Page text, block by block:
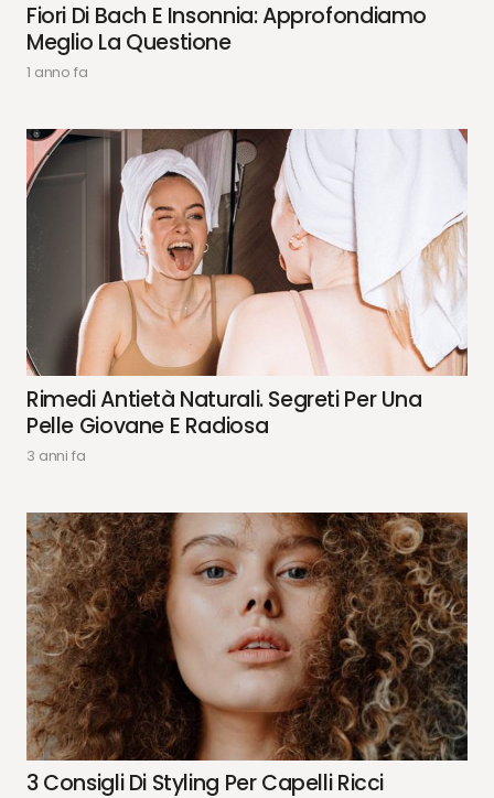
Fiori Di Bach E Insonnia: Approfondiamo
Meglio La Questione
1 anno fa
Rimedi Antietà Naturali. Segreti Per Una
Pelle Giovane E Radiosa
3 anni fa
3 Consigli Di Styling Per Capelli Ricci